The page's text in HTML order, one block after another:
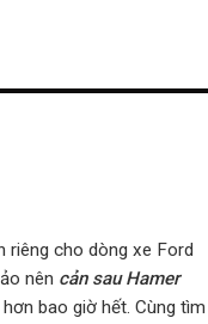
riêng cho dòng xe Ford
nên cản sau Hamer
bao giờ hết. Cùng tìm